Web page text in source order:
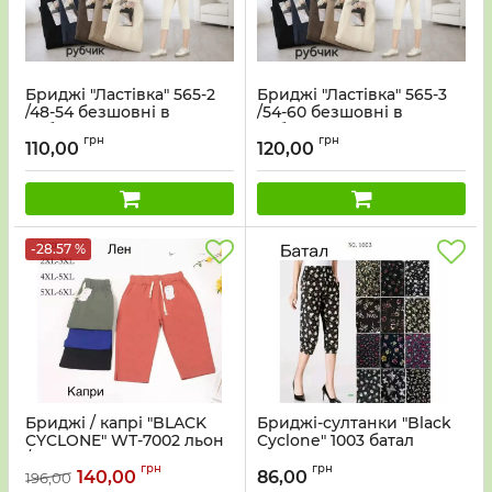
Бриджі "Ластівка" 565-2
/48-54 безшовні в
рубчик, р. 46-50 -уп. 1 шт
110,00 грн
Бриджі "Ластівка" 565-3
/54-60 безшовні в
рубчик, р. 48-52 -уп. 1 шт
120,00 грн
-28.57 %
Бриджі / капрі "BLACK
CYCLONE" WТ-7002 льон
/cottton з кишенями з
боків, р. L/XL-(46-48) -(уп.
196,00 140,00 грн
Бриджі-султанки "Black
Cyclone" 1003 батал
шовковистої тканини +з
86,00 грн